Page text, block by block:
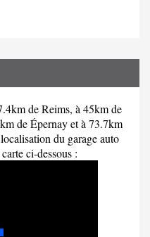
de Reims, à 45km de
de Épernay et à 73.7km
du garage auto
ci-dessous :